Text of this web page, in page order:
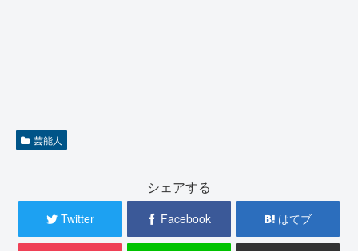
芸能人
シェアする
Twitter Facebook はてブ